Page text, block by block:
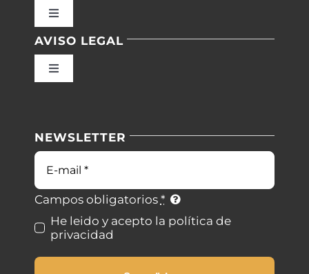
Toggle
Inicio
Blog
Contacto
AVISO LEGAL
Toggle
Condiciones de uso
Ley de cookies
Desistimiento
NEWSLETTER
Correo
electrónico
Campos obligatorios *
He leido y acepto la política de
privacidad